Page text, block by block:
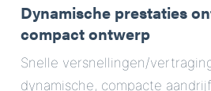
Dynamische prestaties
compact ontwerp
Snelle versnellingen/
dynamische, compacte